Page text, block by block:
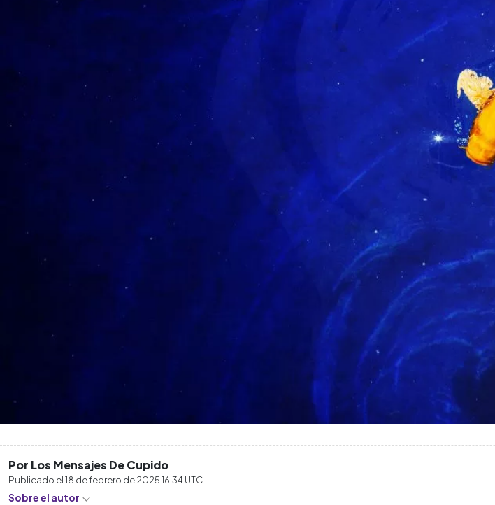
Por Los Mensajes De Cupido
Publicado el18 de febrero de 2025 16:34 UTC
Sobre el autor